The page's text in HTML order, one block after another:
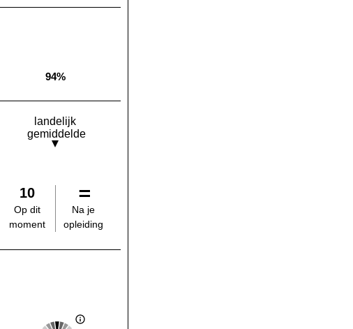
Landelijk gemiddelde:
94%
landelijk
gemiddelde
10
Op dit
moment
Na je
opleiding
Score: 3 van 5